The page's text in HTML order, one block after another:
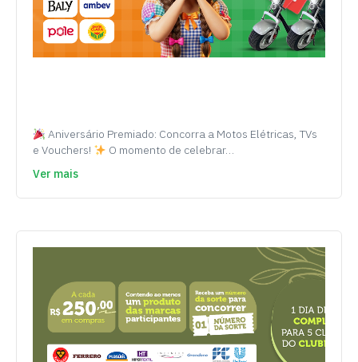
Aniversário Premiado: Concorra a Motos Elétricas, TVs
e Vouchers!
O momento de celebrar…
Ver mais